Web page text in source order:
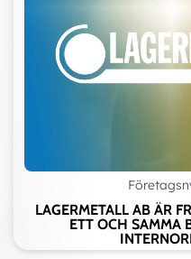
LAGERMETALL AB ÄR
ETT OCH SAMMA